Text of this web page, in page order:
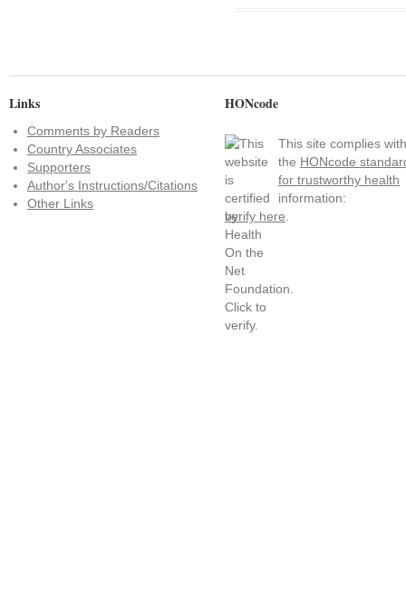
Links
Comments by Readers
Country Associates
Supporters
Author's Instructions/Citations
Other Links
HONcode
This site complies with
the HONcode
for trustworthy health
information:
verify here